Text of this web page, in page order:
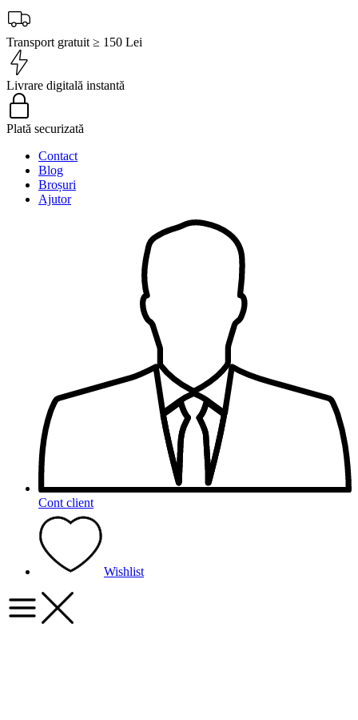
Transport gratuit ≥ 150 Lei
Livrare digitală instantă
Plată securizată
Contact
Blog
Broșuri
Ajutor
Cont client
Wishlist